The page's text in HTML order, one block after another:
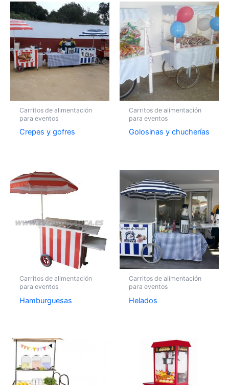
Carritos de alimentación
para eventos
Crepes y gofres
Carritos de alimentación
para eventos
Golosinas y chucherías
Carritos de alimentación
para eventos
Hamburguesas
Carritos de alimentación
para eventos
Helados